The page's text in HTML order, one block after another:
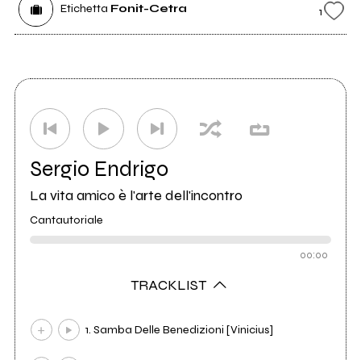
Etichetta Fonit-Cetra 1
Sergio Endrigo
La vita amico è l'arte dell'incontro
Cantautoriale
00:00
TRACKLIST
1. Samba Delle Benedizioni [Vinicius]